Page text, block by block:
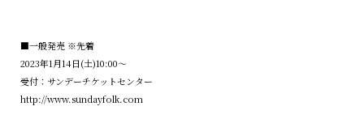
■一般発売 ※先着
2023年1月14日(土)10:00～
受付：サンデーチケットセンター
http://www.sundayfolk.com